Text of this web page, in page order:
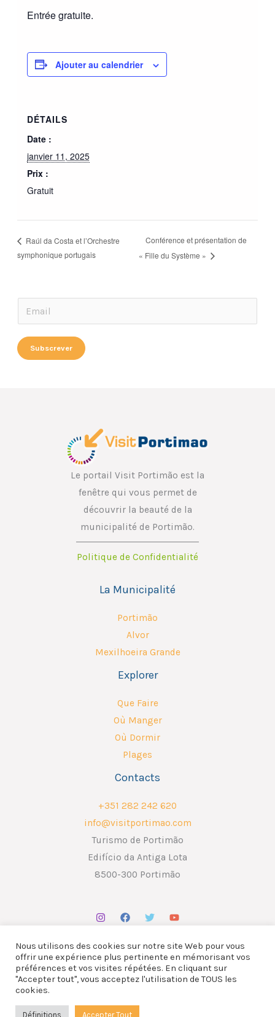
Entrée gratuite.
Ajouter au calendrier
DÉTAILS
Date :
janvier 11, 2025
Prix :
Gratuit
Raúl da Costa et l’Orchestre
symphonique portugais
Conférence et présentation de
« Fille du Système »
E
i
m
a
i
Subscrever
Le portail Visit Portimão est la
fenêtre qui vous permet de
découvrir la beauté de la
municipalité de Portimão.
Politique de Confidentialité
La Municipalité
Portimão
Alvor
Mexilhoeira Grande
Explorer
Que Faire
Où Manger
Où Dormir
Plages
Contacts
+351 282 242 620
info@visitportimao.com
Turismo de Portimão
Edifício da Antiga Lota
8500-300 Portimão
Copyright © 2026 ATP - Associação Turismo de Portimão.
Design por
Nous utilisons des cookies sur notre site Web pour vous
offrir une expérience plus pertinente en mémorisant vos
préférences et vos visites répétées. En cliquant sur
"Accepter tout", vous acceptez l'utilisation de TOUS les
cookies.
Définitions Accepter Tout